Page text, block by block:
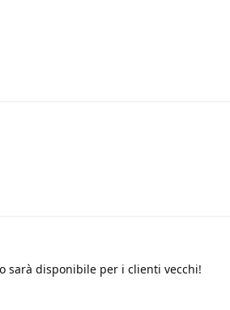
sarà disponibile per i clienti vecchi!